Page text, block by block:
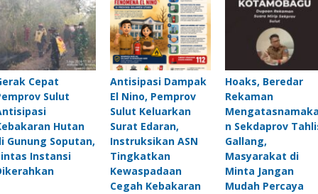
Cepat
Sulut
Hutan
Gunung Soputan,
Instansi
Antisipasi Dampak
El Nino, Pemprov
Sulut Keluarkan
Surat Edaran,
Instruksikan ASN
Tingkatkan
Kewaspadaan
Cegah Kebakaran
Hoaks, Beredar
Rekaman
n Sekdaprov
Gallang,
Masyarakat di
Minta Jangan
Mudah Percaya